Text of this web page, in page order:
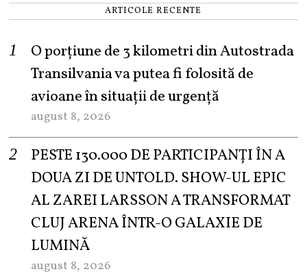
ARTICOLE RECENTE
O porțiune de 3 kilometri din Autostrada
Transilvania va putea fi folosită de
avioane în situații de urgență
august 8, 2026
PESTE 130.000 DE PARTICIPANȚI ÎN A
DOUA ZI DE UNTOLD. SHOW-UL EPIC
AL ZAREI LARSSON A TRANSFORMAT
CLUJ ARENA ÎNTR-O GALAXIE DE
LUMINĂ
august 8, 2026